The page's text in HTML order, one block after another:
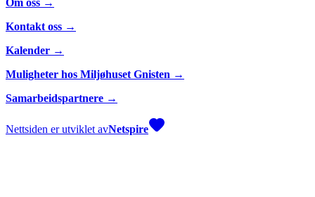
Kontakt oss →
Kalender →
Muligheter hos Miljøhuset Gnisten →
Samarbeidspartnere →
Nettsiden er utviklet avNetspire